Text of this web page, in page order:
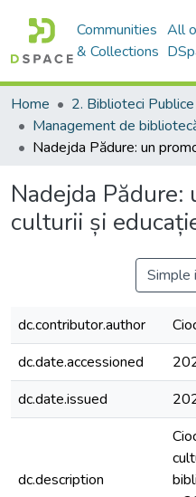
Communities
& Collections
All
Home 2. Biblioteci Publice
Management de
Nadejda
culturii și
Simple
dc.contributor.author
dc.date.accessioned
dc.date.issued
dc.description